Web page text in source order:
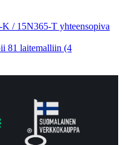
/ 15N365-T yhteensopiva
81 laitemalliin (4